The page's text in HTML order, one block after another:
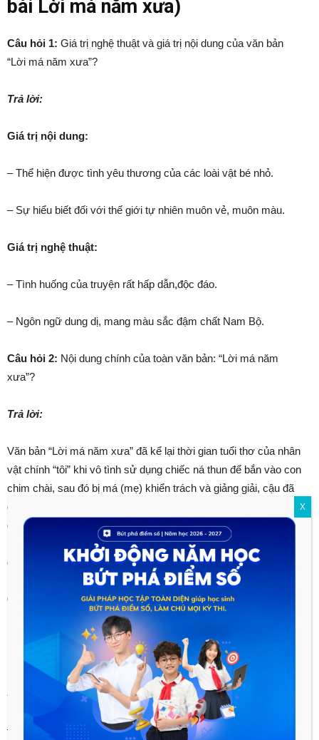
bài Lời má năm xưa)
Câu hỏi 1: Giá trị nghệ thuật và giá trị nội dung của văn bản
“Lời má năm xưa”?
Trả lời:
Giá trị nội dung:
– Thể hiện được tình yêu thương của các loài vật bé nhỏ.
– Sự hiểu biết đối với thế giới tự nhiên muôn vẻ, muôn màu.
Giá trị nghệ thuật:
– Tình huống của truyện rất hấp dẫn,độc đáo.
– Ngôn ngữ dung dị, mang màu sắc đậm chất Nam Bộ.
Câu hỏi 2: Nội dung chính của toàn văn bản: “Lời má năm
xưa”?
Trả lời:
Văn bản “Lời má năm xưa” đã kể lại thời gian tuổi thơ của nhân
vật chính “tôi” khi vô tình sử dụng chiếc ná thun để bắn vào con
chim chài, sau đó bị má (mẹ) khiển trách và giảng giải, cậu đã
đem chú chim về để chăm sóc cho tới khi hết bệnh. Văn bản
đã nói lên được lòng yêu thương, trân quý loài vật của con
người. Đây cũng chính là bài học mà người mẹ (má) muốn chỉ
dạy cho nhân vật chính “tôi”.
Câu hỏi 3:
Tìm hiểu về tác phẩm, tác giả , bố cục của bài “Lời
A) Tác giả
– Tên: Trần Bảo Định
X